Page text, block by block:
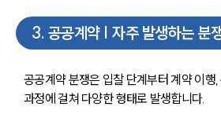
3. 공공계약 | 자주 발생하는 분
공공계약 분쟁은 입찰 단계부터 계약 이행
과정에 걸쳐 다양한 형태로 발생합니다.